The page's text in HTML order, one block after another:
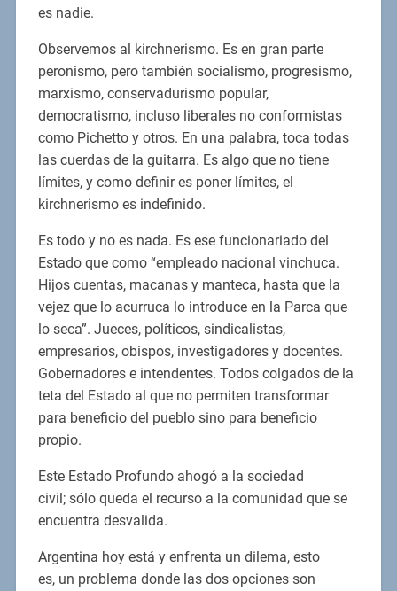
es nadie.
Observemos al kirchnerismo. Es en gran parte
peronismo, pero también socialismo, progresismo,
marxismo, conservadurismo popular,
democratismo, incluso liberales no conformistas
como Pichetto y otros. En una palabra, toca todas
las cuerdas de la guitarra. Es algo que no tiene
límites, y como definir es poner límites, el
kirchnerismo es indefinido.
Es todo y no es nada. Es ese funcionariado del
Estado que como “empleado nacional vinchuca.
Hijos cuentas, macanas y manteca, hasta que la
vejez que lo acurruca lo introduce en la Parca que
lo seca”. Jueces, políticos, sindicalistas,
empresarios, obispos, investigadores y docentes.
Gobernadores e intendentes. Todos colgados de la
teta del Estado al que no permiten transformar
para beneficio del pueblo sino para beneficio
propio.
Este Estado Profundo ahogó a la sociedad
civil; sólo queda el recurso a la comunidad que se
encuentra desvalida.
Argentina hoy está y enfrenta un dilema, esto
es, un problema donde las dos opciones son